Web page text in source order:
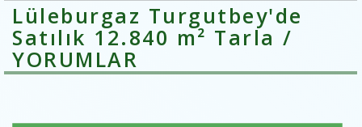
Lüleburgaz Turgutbey'de
Satılık 12.840 m² Tarla /
YORUMLAR